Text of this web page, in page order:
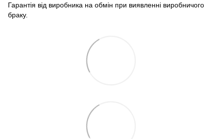
Гарантія від виробника на обмін при виявленні виробничого
браку.